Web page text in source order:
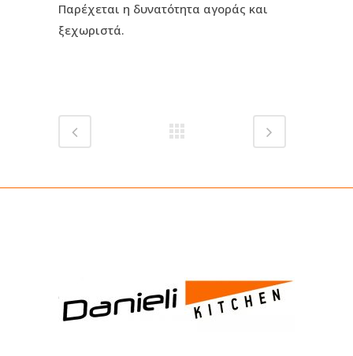
Παρέχεται η δυνατότητα αγοράς και
ξεχωριστά.